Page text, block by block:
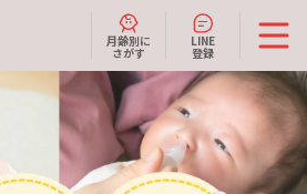
月齢別に
さがす
LINE
登録